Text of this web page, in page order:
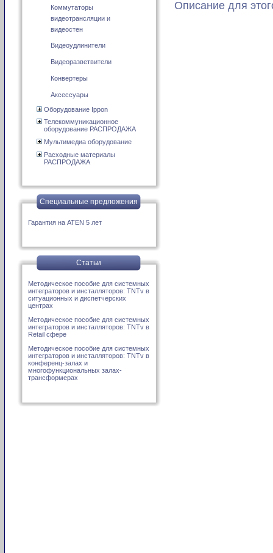
Коммутаторы
видеотрансляции и
видеостен
Видеоудлинители
Видеоразветвители
Конвертеры
Аксессуары
Оборудование Ippon
Телекоммуникационное
оборудование РАСПРОДАЖА
Мультимедиа оборудование
Расходные материалы
РАСПРОДАЖА
Специальные предложения
Гарантия на ATEN 5 лет
Статьи
Методическое пособие для системных
интеграторов и инсталляторов: TNTv в
ситуационных и диспетчерских
центрах
Методическое пособие для системных
интеграторов и инсталляторов: TNTv в
Retail сфере
Методическое пособие для системных
интеграторов и инсталляторов: TNTv в
конференц-залах и
многофункциональных залах-
трансформерах
Описание для